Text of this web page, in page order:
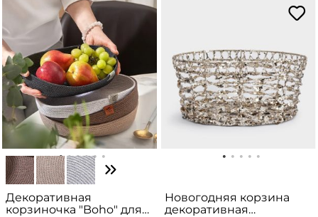
Декоративная
корзиночка "Boho" для
Новогодняя корзина
декоративная